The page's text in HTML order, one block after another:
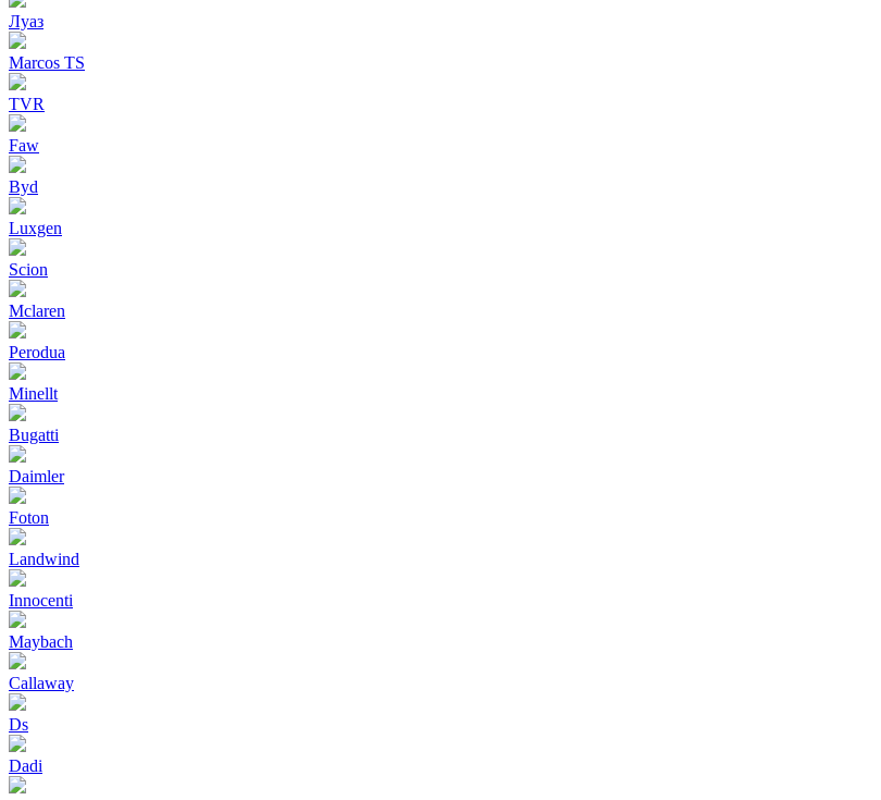
Луаз
Marcos TS
TVR
Faw
Byd
Luxgen
Scion
Mclaren
Perodua
Minellt
Bugatti
Daimler
Foton
Landwind
Innocenti
Maybach
Callaway
Ds
Dadi